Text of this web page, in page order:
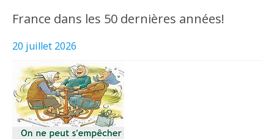
France dans les 50 dernières années!
20 juillet 2026